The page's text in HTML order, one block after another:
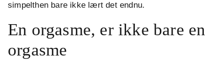
simpelthen bare ikke lært det endnu.
En orgasme, er ikke bare en
orgasme